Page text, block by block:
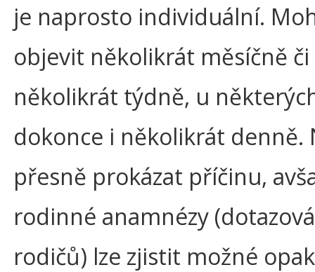
je naprosto individuální.
objevit několikrát měsíčně či
několikrát týdně, u
dokonce i několikrát denně.
přesně prokázat příčinu,
rodinné anamnézy
rodičů) lze zjistit možné